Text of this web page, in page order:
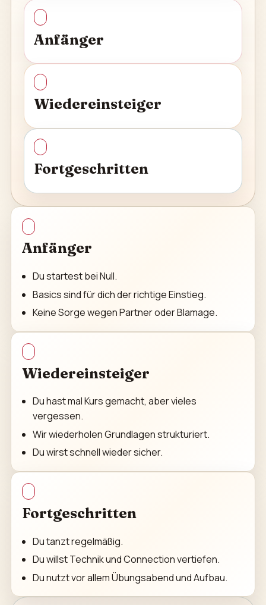
Anfänger
Wiedereinsteiger
Fortgeschritten
Anfänger
Du startest bei Null.
Basics sind für dich der richtige Einstieg.
Keine Sorge wegen Partner oder Blamage.
Wiedereinsteiger
Du hast mal Kurs gemacht, aber vieles
vergessen.
Wir wiederholen Grundlagen strukturiert.
Du wirst schnell wieder sicher.
Fortgeschritten
Du tanzt regelmäßig.
Du willst Technik und Connection vertiefen.
Du nutzt vor allem Übungsabend und Aufbau.